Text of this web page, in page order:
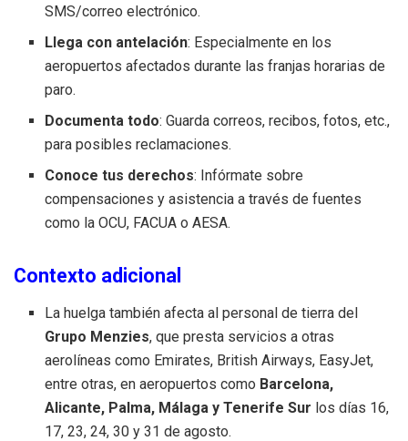
SMS/correo electrónico.
Llega con antelación: Especialmente en los
aeropuertos afectados durante las franjas horarias de
paro.
Documenta todo: Guarda correos, recibos, fotos, etc.,
para posibles reclamaciones.
Conoce tus derechos: Infórmate sobre
compensaciones y asistencia a través de fuentes
como la OCU, FACUA o AESA.
Contexto adicional
La huelga también afecta al personal de tierra del
Grupo Menzies, que presta servicios a otras
aerolíneas como Emirates, British Airways, EasyJet,
entre otras, en aeropuertos como Barcelona,
Alicante, Palma, Málaga y Tenerife Sur los días 16,
17, 23, 24, 30 y 31 de agosto.